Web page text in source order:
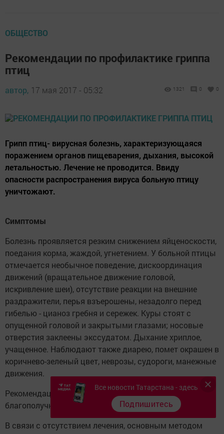
ОБЩЕСТВО
Рекомендации по профилактике гриппа
птиц
автор, 17 мая 2017 - 05:32 1321 0 0
Грипп птиц- вирусная болезнь, характеризующаяся
поражением органов пищеварения, дыхания, высокой
летальностью. Лечение не проводится. Ввиду
опасности распространения вируса больную птицу
уничтожают.
Симптомы
Болезнь проявляется резким снижением яйценоскости,
поедания корма, жаждой, угнетением. У больной птицы
отмечается необычное поведение, дискоординация
движений (вращательное движение головой,
искривление шеи), отсутствие реакции на внешние
раздражители, перья взъерошены, незадолго перед
гибелью - цианоз гребня и сережек. Куры стоят с
опущенной головой и закрытыми глазами; носовые
отверстия заклеены экссудатом. Дыхание хриплое,
учащенное. Наблюдают также диарею, помет окрашен в
коричнево-зеленый цвет, неврозы, судороги, манежные
движения.
Рекомендации по профилактике гриппа птиц в
благополучных районах
В связи с отсутствием лечения, основным методом
Все новости Татарстана - здесь
Подпишитесь